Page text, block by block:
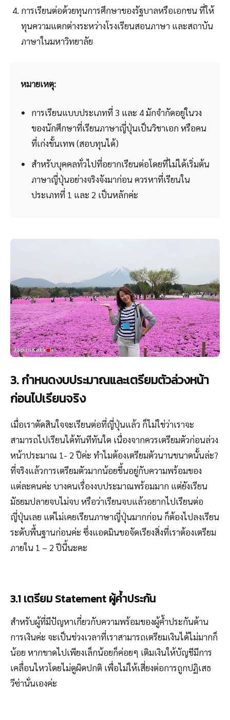
การเรียนต่อด้วยทุนการศึกษาของรัฐบาลหรือเอกชน ที่ให้
ทุนความแตกต่างระหว่างโรงเรียนสอนภาษา และสถาบัน
ภาษาในมหาวิทยาลัย
หมายเหตุ:
การเรียนแบบประเภทที่ 3 และ 4 มักจำกัดอยู่ในวง
ของนักศึกษาที่เรียนภาษาญี่ปุ่นเป็นวิชาเอก หรือคน
ที่เก่งขั้นเทพ (สอบทุนได้)
สำหรับบุคคลทั่วไปที่อยากเรียนต่อโดยที่ไม่ได้เริ่มต้น
ภาษาญี่ปุ่นอย่างจริงจังมาก่อน ควรหาที่เรียนใน
ประเภทที่ 1 และ 2 เป็นหลักค่ะ
3. กำหนดงบประมาณและเตรียมตัวล่วงหน้า
ก่อนไปเรียนจริง
เมื่อเราตัดสินใจจะเรียนต่อที่ญี่ปุ่นแล้ว ก็ไม่ใช่ว่าเราจะ
สามารถไปเรียนได้ทันทีทันใด เนื่องจากควรเตรียมตัวก่อนล่วง
หน้าประมาณ 1- 2 ปีค่ะ ทำไมต้องเตรียมตัวนานขนาดนั้นล่ะ?
ที่จริงแล้วการเตรียมตัวมากน้อยขึ้นอยู่กับความพร้อมของ
แต่ละคนค่ะ บางคนเรื่องงบประมาณพร้อมมาก แต่ยังเรียน
มัธยมปลายจบไม่จบ หรือว่าเรียนจบแล้วอยากไปเรียนต่อ
ญี่ปุ่นเลย แต่ไม่เคยเรียนภาษาญี่ปุ่นมากก่อน ก็ต้องไปลงเรียน
ระดับพื้นฐานก่อนค่ะ ซึ่งแอดมินขอจัดเรียงสิ่งที่เราต้องเตรียม
ภายใน 1 – 2 ปีนี้นะคะ
3.1 เตรียม Statement ผู้ค้ำประกัน
สำหรับผู้ที่มีปัญหาเกี่ยวกับความพร้อมของผู้ค้ำประกันด้าน
การเงินค่ะ จะเป็นช่วงเวลาที่เราสามารถเตรียมเงินได้ไม่มากก็
น้อย หากขาดไปเพียงเล็กน้อยก็ค่อยๆ เติมเงินให้บัญชีมีการ
เคลื่อนไหวโดยไม่ดูผิดปกติ เพื่อไม่ให้เสี่ยงต่อการถูกปฏิเสธ
วีซ่านั่นเองค่ะ